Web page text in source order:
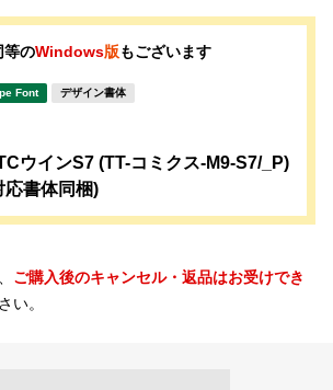
等のWindows版もございます
Font デザイン書体
ウインS7 (TT-コミクス-M9-S7/_P)
書体同梱)
ご購入後のキャンセル・返品はお受けでき
い。